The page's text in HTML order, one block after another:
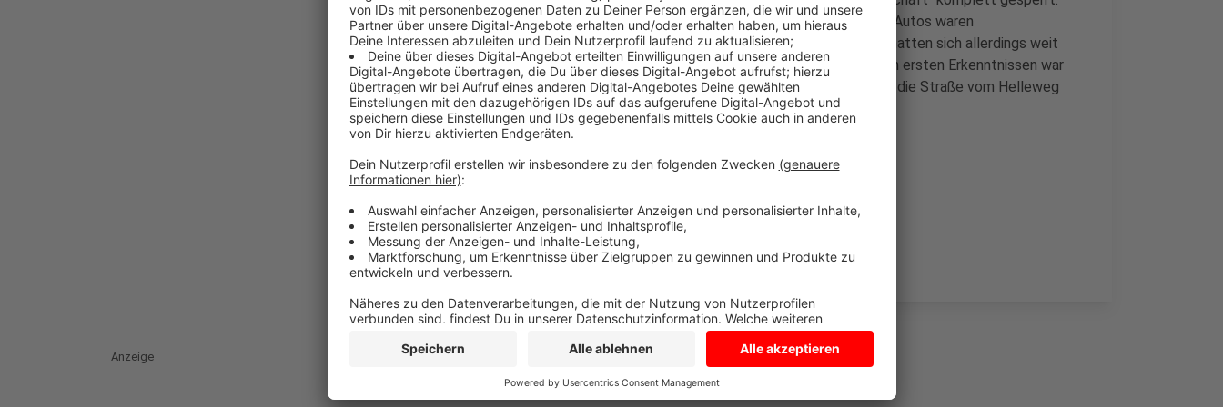
Seit ca. 14:00 Uhr sind die Aufräumarbeiten abgeschlossen. Zwei Autos waren
zusammengestoßen. Niemand wurde verletzt. Die Trümmerteile hatten sich allerdings weit
verteilt. Die Polizei ermittelt noch die genaue Unfallursache. Nach ersten Erkenntnissen war
ein Auto auf der Umgehungsstraße unterwegs, das andere wollte die Straße vom Helleweg
kommend überqueren, dabei kam es zum Zusammenstoß.
Anzeige
Anzeige